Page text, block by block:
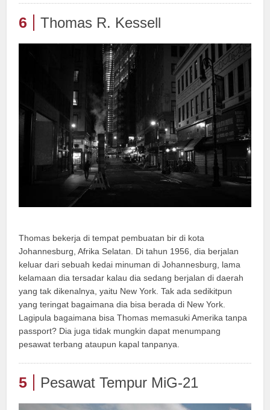
6 Thomas R. Kessell
Thomas bekerja di tempat pembuatan bir di kota
Johannesburg, Afrika Selatan. Di tahun 1956, dia berjalan
keluar dari sebuah kedai minuman di Johannesburg, lama
kelamaan dia tersadar kalau dia sedang berjalan di daerah
yang tak dikenalnya, yaitu New York. Tak ada sedikitpun
yang teringat bagaimana dia bisa berada di New York.
Lagipula bagaimana bisa Thomas memasuki Amerika tanpa
passport? Dia juga tidak mungkin dapat menumpang
pesawat terbang ataupun kapal tanpanya.
5 Pesawat Tempur MiG-21